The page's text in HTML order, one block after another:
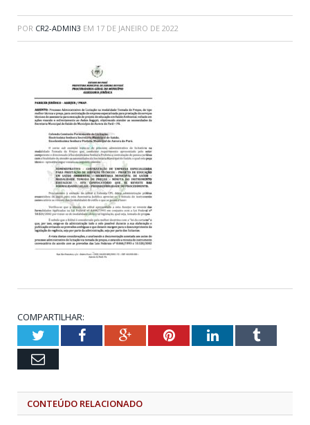
POR CR2-ADMIN3 EM 17 DE JANEIRO DE 2022
COMPARTILHAR:
TwitterFacebookGoogle+PinterestLinkedInTumblr
Email
CONTEÚDO RELACIONADO